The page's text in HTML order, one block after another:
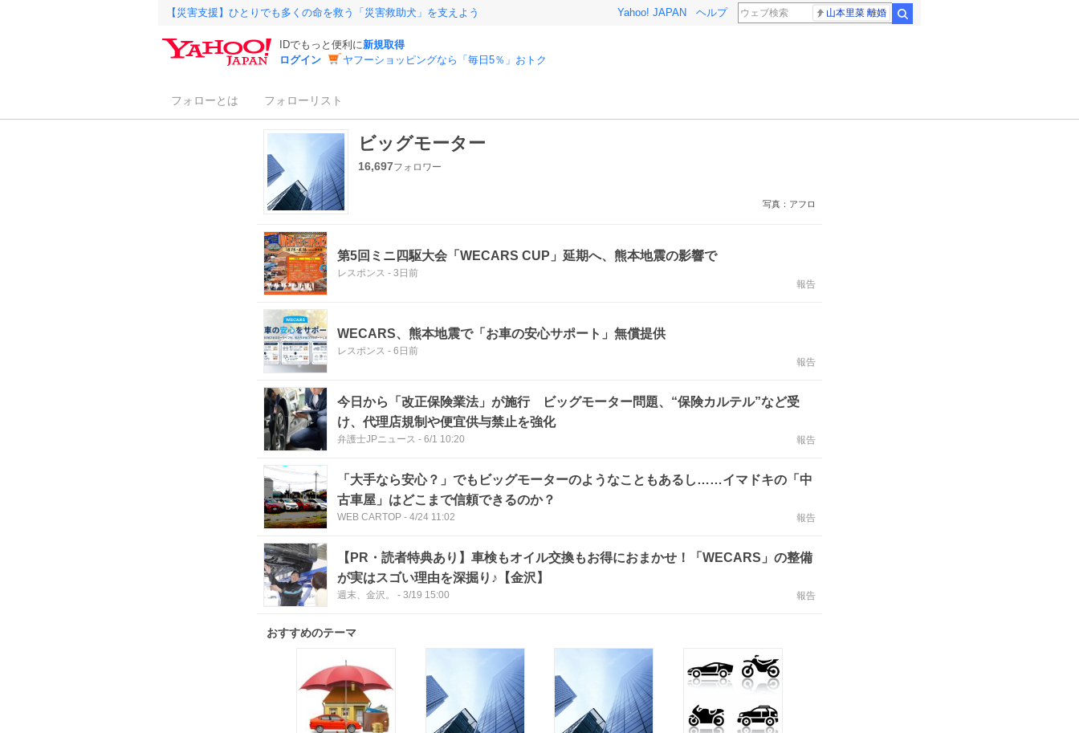
【災害支援】ひとりでも多くの命を救う「災害救助犬」を支えよう Yahoo! JAPAN ヘルプ 山本里菜 離婚
IDでもっと便利に新規取得
ログイン
ヤフーショッピングなら「毎日5％」おトク
フォローとは フォローリスト
ビッグモーター
16,697フォロワー
写真：アフロ
第5回ミニ四駆大会「WECARS CUP」延期へ、熊本地震の影響で
レスポンス - 3日前
報告
WECARS、熊本地震で「お車の安心サポート」無償提供
レスポンス - 6日前
報告
今日から「改正保険業法」が施行 ビッグモーター問題、“保険カルテル”など受
け、代理店規制や便宜供与禁止を強化
弁護士JPニュース - 6/1 10:20 報告
「大手なら安心？」でもビッグモーターのようなこともあるし……イマドキの「中
古車屋」はどこまで信頼できるのか？
WEB CARTOP - 4/24 11:02 報告
【PR・読者特典あり】車検もオイル交換もお得におまかせ！「WECARS」の整備
が実はスゴい理由を深掘り♪【金沢】
週末、金沢。 - 3/19 15:00 報告
おすすめのテーマ